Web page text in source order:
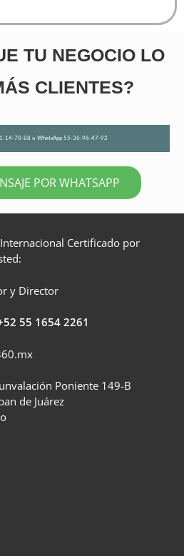
TU NEGOCIO LO
CLIENTES?
14-70-88 o WhatsApp 55-36-96-47-92
POR WHATSAPP
Certificado por
y Director
55 1654 2261
Poniente 149-B
de Juárez